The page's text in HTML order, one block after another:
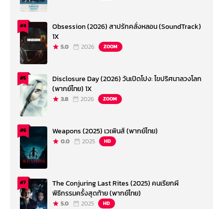
#4
Obsession (2026) สาปรักคลั่งหลอน (SoundTrack)
1X
5.0 2026 ZOOM
#5
Disclosure Day (2026) วันเปิดโปง: ไขปริศนาลวงโลก
(พากย์ไทย) 1X
3.8 2026 ZOOM
#6 Weapons (2025) เวเพินส์ (พากย์ไทย)
0.0 2025 HD
#7
The Conjuring Last Rites (2025) คนเรียกผี
พิธีกรรมครั้งสุดท้าย (พากย์ไทย)
5.0 2025 HD